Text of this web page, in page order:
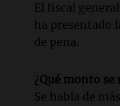
El fiscal general
ha presentado
de pena.
¿Qué monto
Se habla de